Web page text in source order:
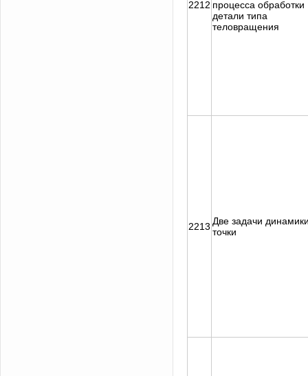
2212 процесса обработки
детали типа
теловращения
2213 Две задачи
точки